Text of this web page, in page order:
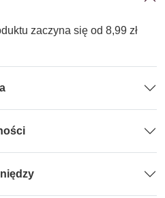
zaczyna się od 8,99 zł